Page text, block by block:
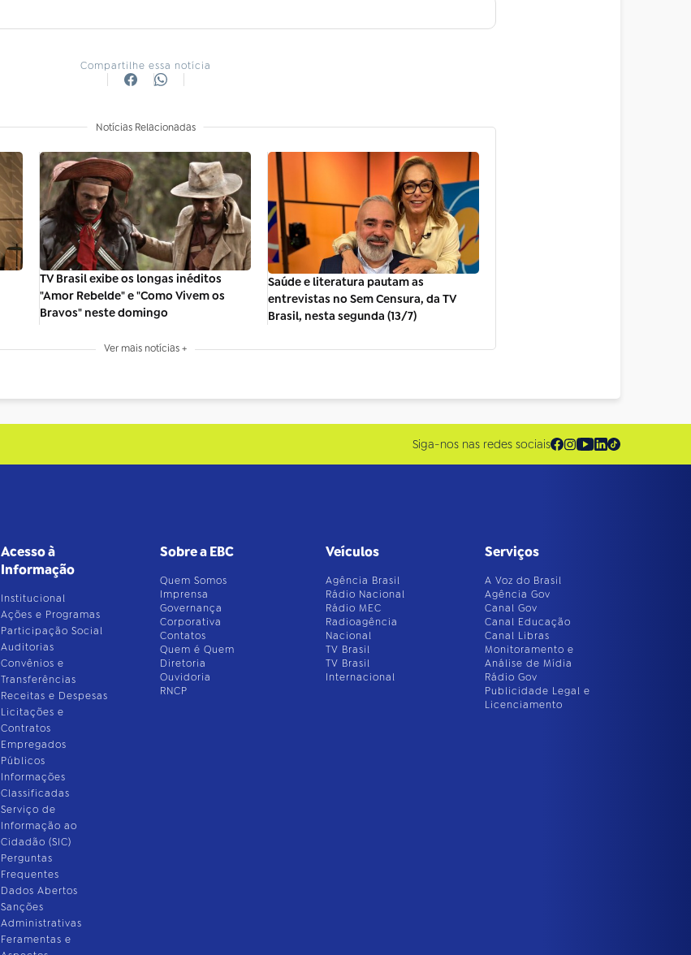
Compartilhe essa notícia
Notícias Relacionadas
TV Brasil exibe os longas inéditos
"Amor Rebelde" e "Como Vivem os
Bravos" neste domingo
Saúde e literatura pautam as
entrevistas no Sem Censura, da TV
Brasil, nesta segunda (13/7)
Ver mais notícias +
Siga-nos nas redes sociais
Acesso à
Informação
Institucional
Ações e Programas
Participação Social
Auditorias
Convênios e
Transferências
Receitas e Despesas
Licitações e
Contratos
Empregados
Públicos
Informações
Classificadas
Serviço de
Informação ao
Cidadão (SIC)
Perguntas
Frequentes
Dados Abertos
Sanções
Administrativas
Feramentas e
Sobre a EBC
Quem Somos
Imprensa
Governança
Corporativa
Contatos
Quem é Quem
Diretoria
Ouvidoria
RNCP
Veículos
Agência Brasil
Rádio Nacional
Rádio MEC
Radioagência
Nacional
TV Brasil
TV Brasil
Internacional
Serviços
A Voz do Brasil
Agência Gov
Canal Gov
Canal Educação
Canal Libras
Monitoramento e
Análise de Mídia
Rádio Gov
Publicidade Legal e
Licenciamento